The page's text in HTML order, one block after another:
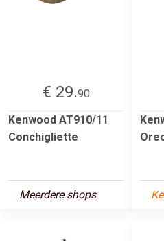
€ 29.90
Kenwood AT910/11
Conchigliette
Meerdere shops